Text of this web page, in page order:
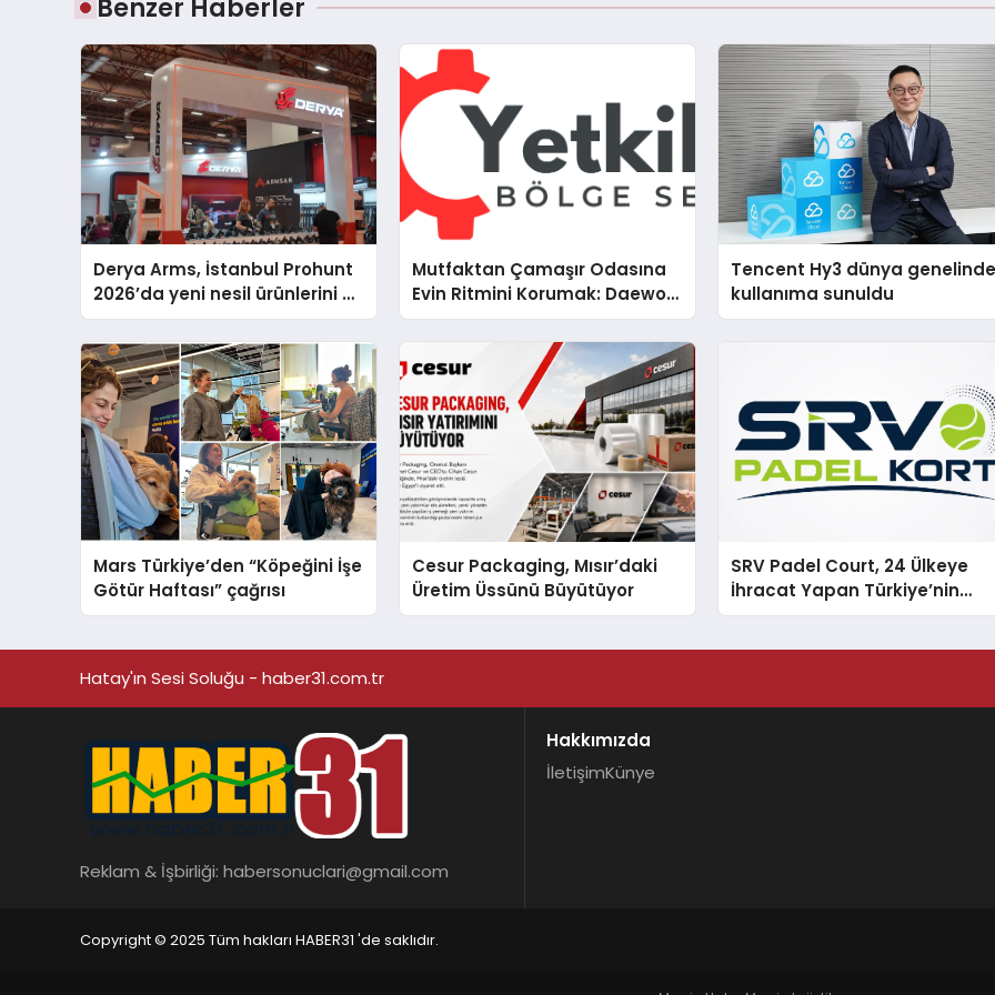
Benzer Haberler
Derya Arms, İstanbul Prohunt
2026’da yeni nesil ürünlerini ve
global marka vizyonunu
sergiledi
Mutfaktan Çamaşır Odasına
Evin Ritmini Korumak: Daewoo
Cihazlarında Dürüst Teknik
Destek Deneyimi
Tencent Hy3 dünya
kullanıma sunuldu
Mars Türkiye’den “Köpeğini İşe
Götür Haftası” çağrısı
Cesur Packaging, Mısır’daki
Üretim Üssünü Büyütüyor
SRV Padel Court, 24 Ülkeye
İhracat Yapan Türkiye’nin
Padel Kortu Üretim Gücü
Hatay'ın Sesi Soluğu - haber31.com.tr
Reklam & İşbirliği: habersonuclari@gmail.com
Hakkımızda
İletişimKünye
Copyright © 2025 Tüm hakları HABER31 'de saklıdır.